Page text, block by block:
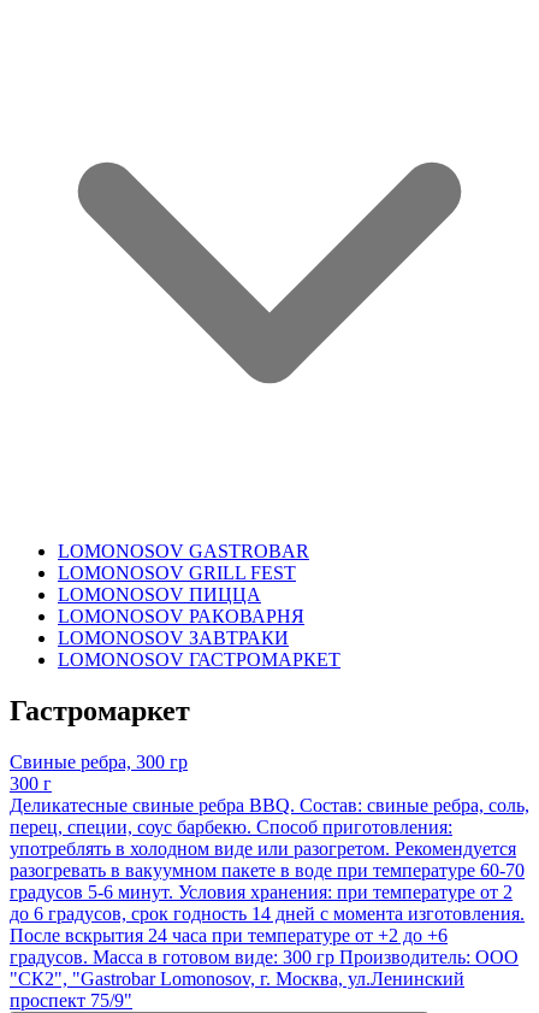
LOMONOSOV GASTROBAR
LOMONOSOV GRILL FEST
LOMONOSOV ПИЦЦА
LOMONOSOV РАКОВАРНЯ
LOMONOSOV ЗАВТРАКИ
LOMONOSOV ГАСТРОМАРКЕТ
Гастромаркет
Свиные ребра, 300 гр
300 г
Деликатесные свиные ребра BBQ. Состав: свиные ребра, соль,
перец, специи, соус барбекю. Способ приготовления:
употреблять в холодном виде или разогретом. Рекомендуется
разогревать в вакуумном пакете в воде при температуре 60-70
градусов 5-6 минут. Условия хранения: при температуре от 2
до 6 градусов, срок годность 14 дней с момента изготовления.
После вскрытия 24 часа при температуре от +2 до +6
градусов. Масса в готовом виде: 300 гр Производитель: ООО
"СК2", "Gastrobar Lomonosov, г. Москва, ул.Ленинский
проспект 75/9"